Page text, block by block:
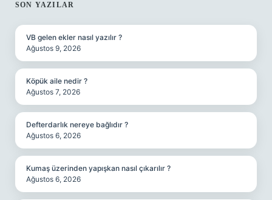
SIDEBAR
SON YAZILAR
VB gelen ekler nasıl yazılır ?
Ağustos 9, 2026
Köpük aile nedir ?
Ağustos 7, 2026
Defterdarlık nereye bağlıdır ?
Ağustos 6, 2026
Kumaş üzerinden yapışkan nasıl çıkarılır ?
Ağustos 6, 2026